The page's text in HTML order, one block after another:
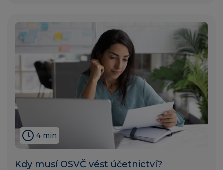
4 min
Kdy musí OSVČ vést účetnictví?